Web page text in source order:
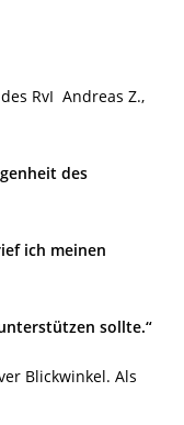
RvI Andreas Z.,
des
ich meinen
sollte.“
Blickwinkel. Als